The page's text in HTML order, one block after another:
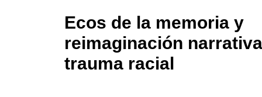
Ecos de la memoria y
reimaginación
trauma racial